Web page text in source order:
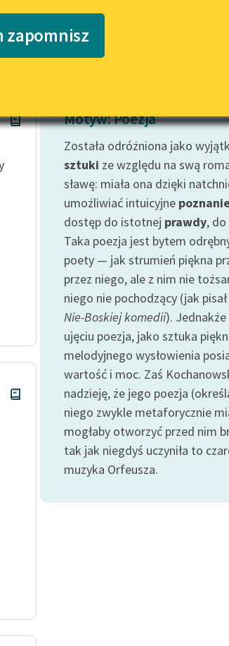
Katalog
Katalog w formacie PDF
zapomnisz
Motyw: Poezja
Została odróżniona jako
sztuki ze względu na swą
sławę: miała ona dzięki
umożliwiać intuicyjne
dostęp do istotnej prawdy,
Taka poezja jest bytem
poety — jak strumień piękna
przez niego, ale z nim nie
niego nie pochodzący (jak
Nie-Boskiej komedii).
ujęciu poezja, jako sztuka
melodyjnego wysłowienia
wartość i moc. Zaś
nadzieję, że jego poezja
niego zwykle metaforycznie
mogłaby otworzyć przed nim
tak jak niegdyś uczyniła to
muzyka Orfeusza.